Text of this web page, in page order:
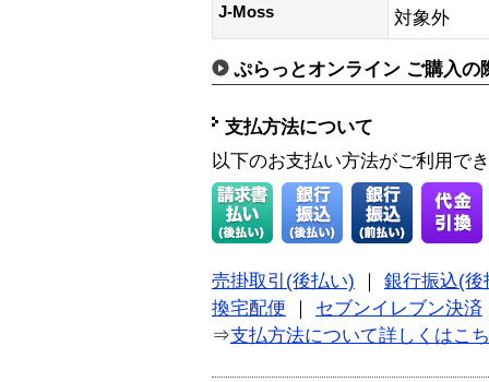
J-Moss 対象外
ぷらっとオンライン ご購入の
支払方法について
以下のお支払い方法がご利用で
売掛取引(後払い)
銀行振込(後
換宅配便
セブンイレブン決済
⇒支払方法について詳しくはこ